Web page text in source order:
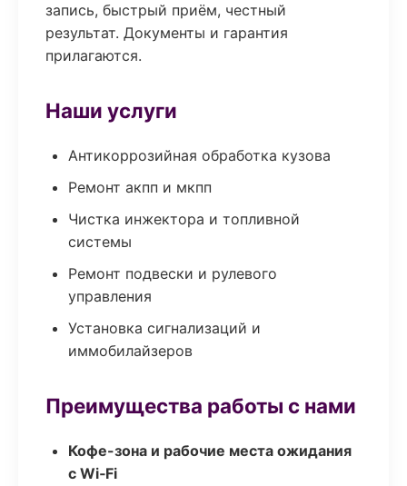
запись, быстрый приём, честный
результат. Документы и гарантия
прилагаются.
Наши услуги
Антикоррозийная обработка кузова
Ремонт акпп и мкпп
Чистка инжектора и топливной
системы
Ремонт подвески и рулевого
управления
Установка сигнализаций и
иммобилайзеров
Преимущества работы с нами
Кофе-зона и рабочие места ожидания
с Wi‑Fi